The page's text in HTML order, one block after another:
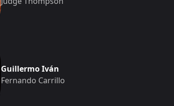
Guillermo Iván
Fernando Carrillo